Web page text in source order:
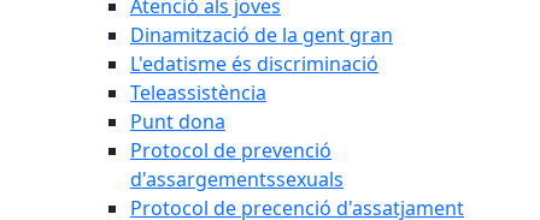
Atenció als joves
Dinamització de la gent gran
L'edatisme és discriminació
Teleassistència
Punt dona
Protocol de prevenció
d'assargementssexuals
Protocol de precenció d'assatjament